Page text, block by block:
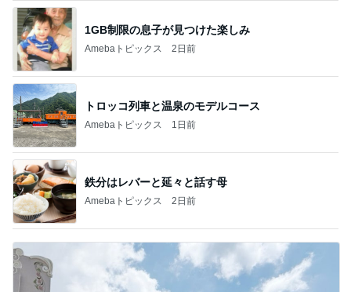
1GB制限の息子が見つけた楽しみ
Amebaトピックス 2日前
トロッコ列車と温泉のモデルコース
Amebaトピックス 1日前
鉄分はレバーと延々と話す母
Amebaトピックス 2日前